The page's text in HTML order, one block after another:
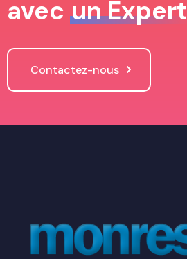
avec un Expert
Contactez-nous